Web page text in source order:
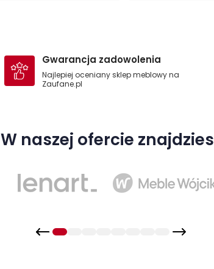
Gwarancja zadowolenia
Najlepiej oceniany sklep meblowy na
Zaufane.pl
W naszej ofercie